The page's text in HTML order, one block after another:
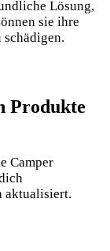
Lösung,
sie ihre
schädigen.
Produkte
‍Camper
aktualisiert.